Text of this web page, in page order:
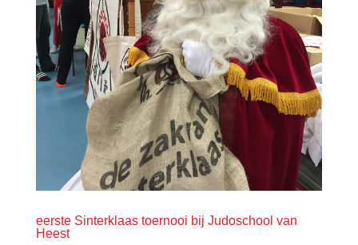
eerste Sinterklaas toernooi bij Judoschool van
Heest